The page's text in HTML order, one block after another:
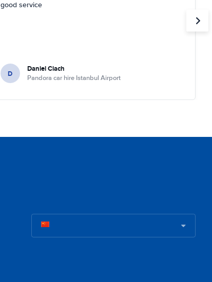
good service
D Daniel Ciach
Pandora car hire Istanbul Airport